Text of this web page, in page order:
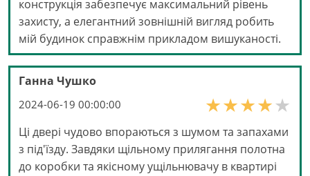
конструкція забезпечує максимальний рівень
захисту, а елегантний зовнішній вигляд робить
мій будинок справжнім прикладом вишуканості.
Ганна Чушко
2024-06-19 00:00:00
Ці двері чудово впораються з шумом та запахами
з під'їзду. Завдяки щільному прилягання полотна
до коробки та якісному ущільнювачу в квартирі